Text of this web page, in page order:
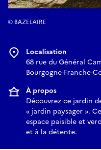
© BAZELAIRE
Localisation
68 rue du Général
Bourgogne-Franche-
À propos
Découvrez ce jardin
« jardin paysager ».
espace paisible et
et à la détente.